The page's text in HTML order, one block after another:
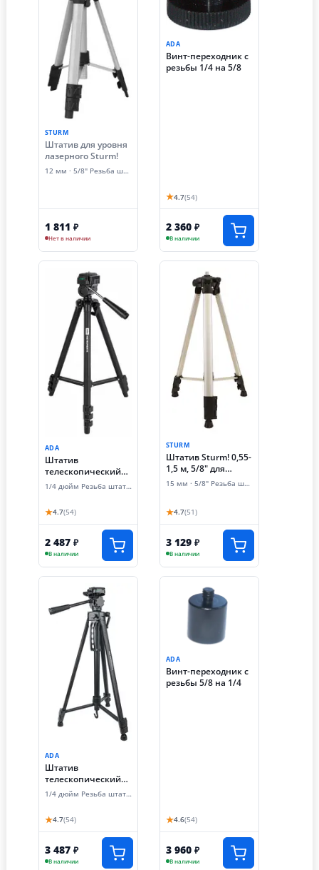
STURM
Штатив для уровня
лазерного Sturm!
12 мм · 5/8" Резьба штатива
1 811 ₽
Нет в наличии
ADA
Винт-переходник с
резьбы 1/4 на 5/8
★4.7(54)
2 360 ₽
В наличии
ADA
Штатив
телескопический
ADA Digit 130 (130
см, резьба 1/4
дюйма)
1/4 дюйм Резьба штатива
★4.7(54)
2 487 ₽
В наличии
STURM
Штатив Sturm! 0,55-
1,5 м, 5/8" для
уровня лазерного 15 мм · 5/8" Резьба штатива
★4.7(51)
3 129 ₽
В наличии
ADA
Штатив
телескопический
ADA Digit 167 (167
см, резьба 1/4
дюйма)
1/4 дюйм Резьба штатива
★4.7(54)
3 487 ₽
В наличии
ADA
Винт-переходник с
резьбы 5/8 на 1/4
★4.6(54)
3 960 ₽
В наличии